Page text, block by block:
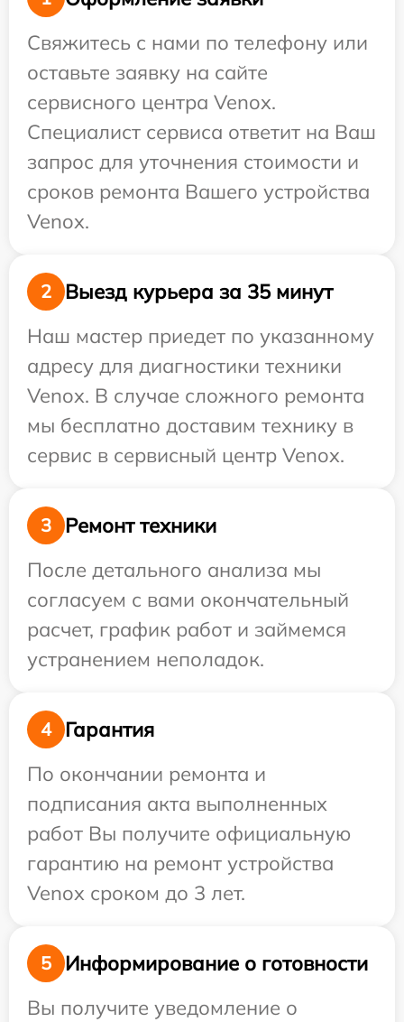
Свяжитесь с нами по телефону или
оставьте заявку на сайте
сервисного центра Venox.
Специалист сервиса ответит на Ваш
запрос для уточнения стоимости и
сроков ремонта Вашего устройства
Venox.
2
Выезд курьера за 35 минут
Наш мастер приедет по указанному
адресу для диагностики техники
Venox. В случае сложного ремонта
мы бесплатно доставим технику в
сервис в сервисный центр Venox.
3
Ремонт техники
После детального анализа мы
согласуем с вами окончательный
расчет, график работ и займемся
устранением неполадок.
4
Гарантия
По окончании ремонта и
подписания акта выполненных
работ Вы получите официальную
гарантию на ремонт устройства
Venox сроком до 3 лет.
5
Информирование о готовности
Вы получите уведомление о